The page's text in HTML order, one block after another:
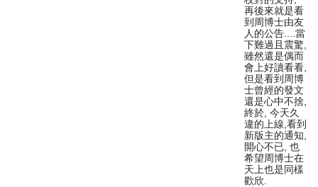
再後來就是看
到周博士由友
人的公告....當
下難過且震驚,
雖然還是偶而
會上好讀看看,
但是看到周博
士曾經的發文
還是心中不捨,
終於, 今天久
違的上線,看到
新版主的通知,
開心不已, 也
希望周博士在
天上也是同樣
歡欣.